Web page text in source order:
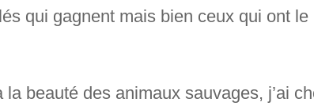
qui gagnent mais bien ceux qui ont le
beauté des animaux sauvages, j’ai